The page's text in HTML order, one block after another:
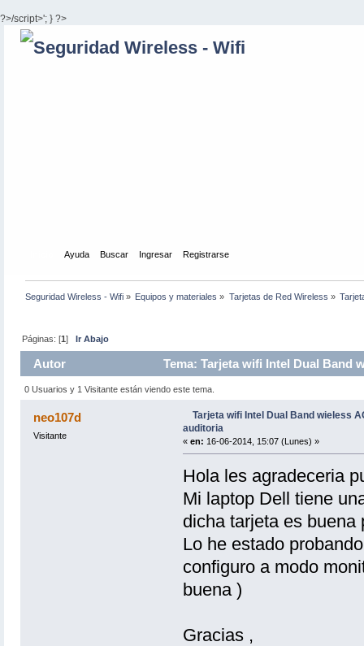
?>/script>'; } ?>
Ayuda Buscar Ingresar Registrarse
Seguridad Wireless - Wifi » Equipos y materiales » Tarjetas de Red Wireless »
Páginas: [1]Ir Abajo
Autor Tema: Tarjeta wifi Intel Dual Band
0 Usuarios y 1 Visitante están viendo este tema.
neo107d
Visitante
Tarjeta wifi Intel Dual Band wieless
auditoria
« en: 16-06-2014, 15:07 (Lunes) »
Hola les agradeceria
Mi laptop Dell tiene
dicha tarjeta es
Lo he estado
configuro a modo
buena )
Gracias ,